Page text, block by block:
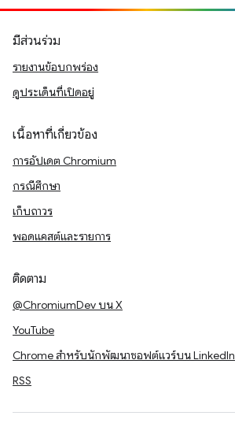
มีส่วนร่วม
รายงานข้อบกพร่อง
ดูประเด็นที่เปิดอยู่
เนื้อหาที่เกี่ยวข้อง
การอัปเดต Chromium
กรณีศึกษา
เก็บถาวร
พอดแคสต์และรายการ
ติดตาม
@ChromiumDev บน X
YouTube
Chrome สำหรับนักพัฒนาซอฟต์แวร์บน LinkedIn
RSS